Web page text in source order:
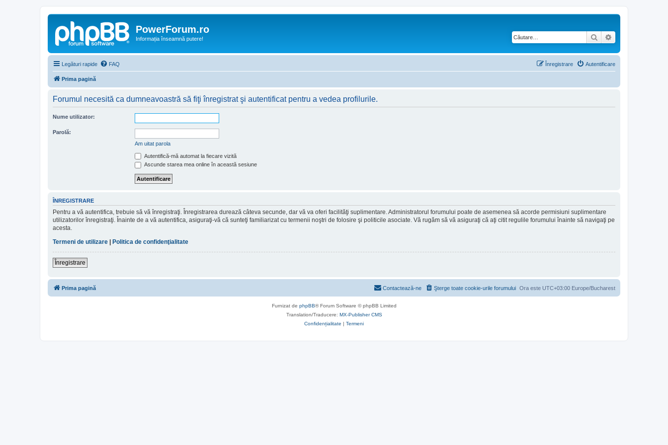
PowerForum.ro
Informația înseamnă putere! Căutare
Legături rapide FAQ Autentificare
Înregistrare
Prima pagină
Forumul necesită ca dumneavoastră să fiţi înregistrat şi autentificat pentru a vedea profilurile.
Nume utilizator:
Parolă:
Am uitat parola
Autentifică-mă automat la fiecare vizită
Ascunde starea mea online în această sesiune
ÎNREGISTRARE
Pentru a vă autentifica, trebuie să vă înregistraţi. Înregistrarea durează câteva secunde, dar vă va oferi facilităţi suplimentare. Administratorul forumului poate de asemenea să acorde permisiuni suplimentare
utilizatorilor înregistraţi. Înainte de a vă autentifica, asiguraţi-vă că sunteţi familiarizat cu termenii noştri de folosire şi politicile asociate. Vă rugăm să vă asiguraţi că aţi citit regulile forumului înainte să navigaţi pe
acesta.
Termeni de utilizare
Politica de confidenţialitate
Înregistrare
Prima pagină Ora este UTC+03:00 Europe/Bucharest
Şterge toate cookie-urile forumului
Contactează-ne
Furnizat de phpBB® Forum Software © phpBB Limited
Translation/Traducere: MX-Publisher CMS
Confidențialitate | Termeni